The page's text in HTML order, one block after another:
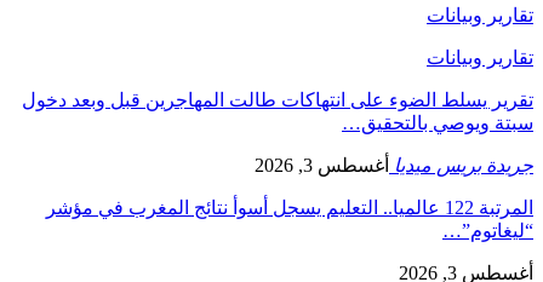
تقارير وبيانات
تقارير وبيانات
تقرير يسلط الضوء على انتهاكات طالت المهاجرين قبل وبعد دخول
سبتة ويوصي بالتحقيق…
جريدة بريس ميديا أغسطس 3, 2026
المرتبة 122 عالميا.. التعليم يسجل أسوأ نتائج المغرب في مؤشر
“ليغاتوم”…
أغسطس 3, 2026